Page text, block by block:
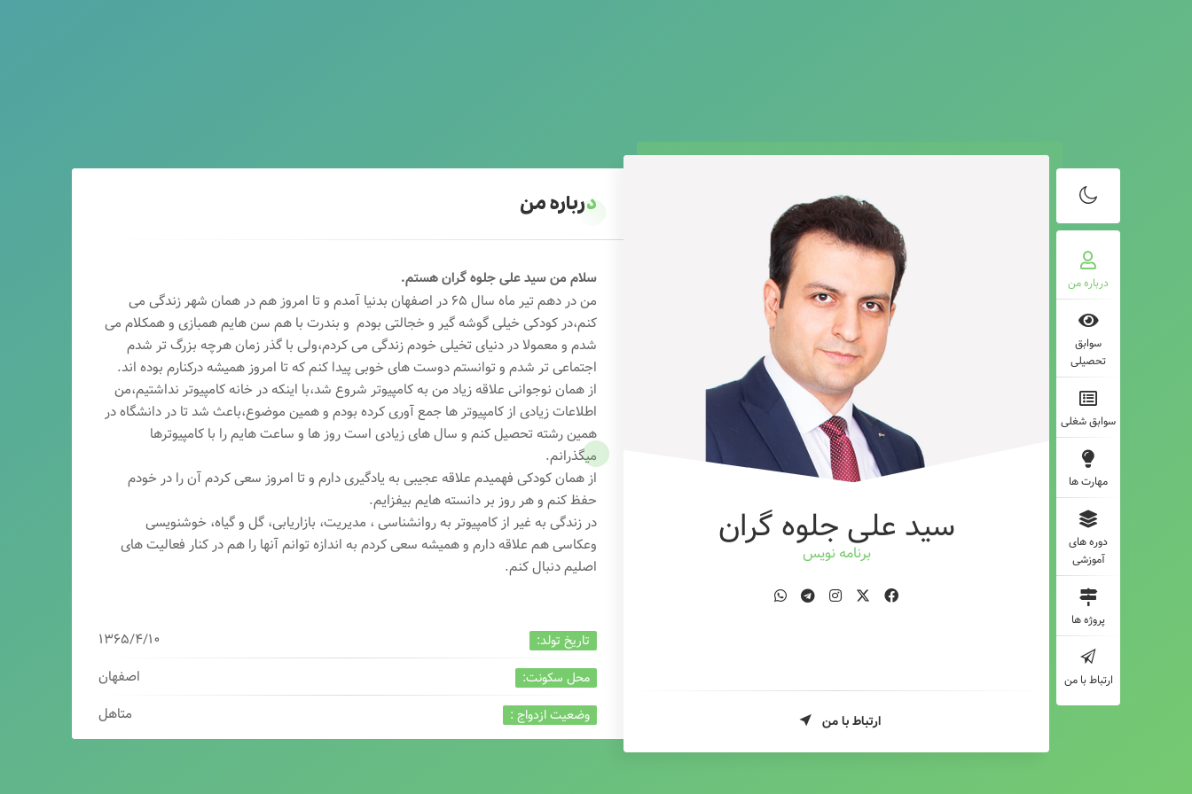
درباره من
سوابق
تحصیلی
سوابق شغلی
مهارت ها
دوره های
آموزشی
پروژه ها
ارتباط با من
سید علی جلوه گران
برنامه نویس
ارتباط با من
درباره من
سلام من سید علی جلوه گران هستم.
من در دهم تیر ماه سال ۶۵ در اصفهان بدنیا آمدم و تا امروز هم در همان شهر زندگی می
کنم،در کودکی خیلی گوشه گیر و خجالتی بودم و بندرت با هم سن هایم همبازی و همکلام می
شدم و معمولا در دنیای تخیلی خودم زندگی می کردم،ولی با گذر زمان هرچه بزرگ تر شدم
اجتماعی تر شدم و توانستم دوست های خوبی پیدا کنم که تا امروز همیشه درکنارم بوده اند.
از همان نوجوانی علاقه زیاد من به کامپیوتر شروع شد،با اینکه در خانه کامپیوتر نداشتیم،من
اطلاعات زیادی از کامپیوتر ها جمع آوری کرده بودم و همین موضوع،باعث شد تا در دانشگاه در
همین رشته تحصیل کنم و سال های زیادی است روز ها و ساعت هایم را با کامپیوترها
میگذرانم.
از همان کودکی فهمیدم علاقه عجیبی به یادگیری دارم و تا امروز سعی کردم آن را در خودم
حفظ کنم و هر روز بر دانسته هایم بیفزایم.
در زندگی به غیر از کامپیوتر به روانشناسی ، مدیریت، بازاریابی، گل و گیاه، خوشنویسی
وعکاسی هم علاقه دارم و همیشه سعی کردم به اندازه توانم آنها را هم در کنار فعالیت های
اصلیم دنبال کنم.
تاریخ تولد: ۱۳۶۵/۴/۱۰
محل سکونت: اصفهان
وضعیت ازدواج : متاهل